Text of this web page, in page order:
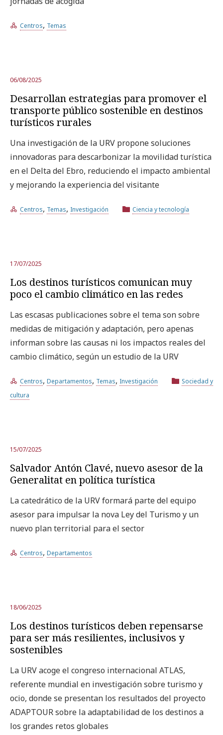
Centros, Temas
06/08/2025
Desarrollan estrategias para promover el
transporte público sostenible en destinos
turísticos rurales
Una investigación de la URV propone soluciones
innovadoras para descarbonizar la movilidad turística
en el Delta del Ebro, reduciendo el impacto ambiental
y mejorando la experiencia del visitante
Centros, Temas, Investigación Ciencia y tecnología
17/07/2025
Los destinos turísticos comunican muy
poco el cambio climático en las redes
Las escasas publicaciones sobre el tema son sobre
medidas de mitigación y adaptación, pero apenas
informan sobre las causas ni los impactos reales del
cambio climático, según un estudio de la URV
Centros, Departamentos, Temas, Investigación
Sociedad y
cultura
15/07/2025
Salvador Antón Clavé, nuevo asesor de la
Generalitat en política turística
La catedrático de la URV formará parte del equipo
asesor para impulsar la nova Ley del Turismo y un
nuevo plan territorial para el sector
Centros, Departamentos
18/06/2025
Los destinos turísticos deben repensarse
para ser más resilientes, inclusivos y
sostenibles
La URV acoge el congreso internacional ATLAS,
referente mundial en investigación sobre turismo y
ocio, donde se presentan los resultados del proyecto
ADAPTOUR sobre la adaptabilidad de los destinos a
los grandes retos globales